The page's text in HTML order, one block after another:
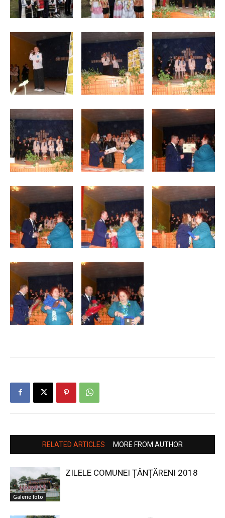
RELATED ARTICLES MORE FROM AUTHOR
Galerie foto
ZILELE COMUNEI ȚÂNȚĂRENI 2018